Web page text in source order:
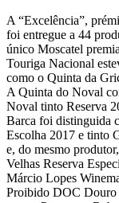
A “Excelência”,
foi entregue a 44
único Moscatel
Touriga Nacional
como o Quinta da
A Quinta do Noval
Noval tinto Reserva
Barca foi distinguida
Escolha 2017 e tinto
e, do mesmo
Velhas Reserva
Márcio Lopes
Proibido DOC Douro